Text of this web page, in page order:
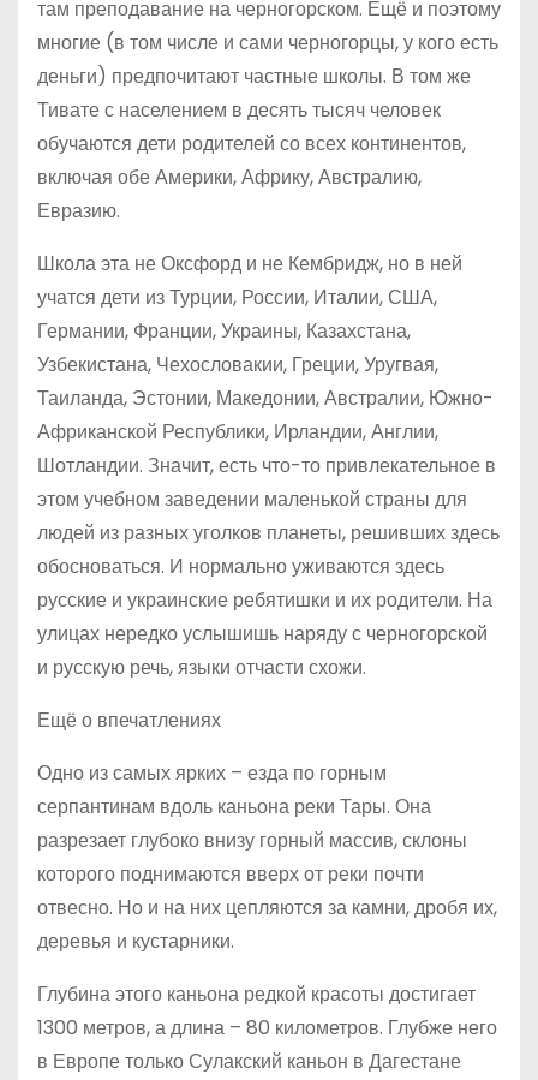
там преподавание на черногорском. Ещё и поэтому
многие (в том числе и сами черногорцы, у кого есть
деньги) предпочитают частные школы. В том же
Тивате с населением в десять тысяч человек
обучаются дети родителей со всех континентов,
включая обе Америки, Африку, Австралию,
Евразию.
Школа эта не Оксфорд и не Кембридж, но в ней
учатся дети из Турции, России, Италии, США,
Германии, Франции, Украины, Казахстана,
Узбекистана, Чехословакии, Греции, Уругвая,
Таиланда, Эстонии, Македонии, Австралии, Южно-
Африканской Республики, Ирландии, Англии,
Шотландии. Значит, есть что-то привлекательное в
этом учебном заведении маленькой страны для
людей из разных уголков планеты, решивших здесь
обосноваться. И нормально уживаются здесь
русские и украинские ребятишки и их родители. На
улицах нередко услышишь наряду с черногорской
и русскую речь, языки отчасти схожи.
Ещё о впечатлениях
Одно из самых ярких – езда по горным
серпантинам вдоль каньона реки Тары. Она
разрезает глубоко внизу горный массив, склоны
которого поднимаются вверх от реки почти
отвесно. Но и на них цепляются за камни, дробя их,
деревья и кустарники.
Глубина этого каньона редкой красоты достигает
1300 метров, а длина – 80 километров. Глубже него
в Европе только Сулакский каньон в Дагестане